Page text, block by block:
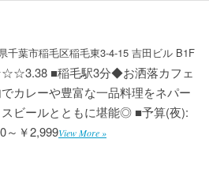
千葉市稲毛区稲毛東3-4-15 吉田ビル B1F
■稲毛駅3分◆お洒落カフェ
カレーや豊富な一品料理をネパー
スビールとともに堪能◎ ■予算(夜):
～￥2,999View More »